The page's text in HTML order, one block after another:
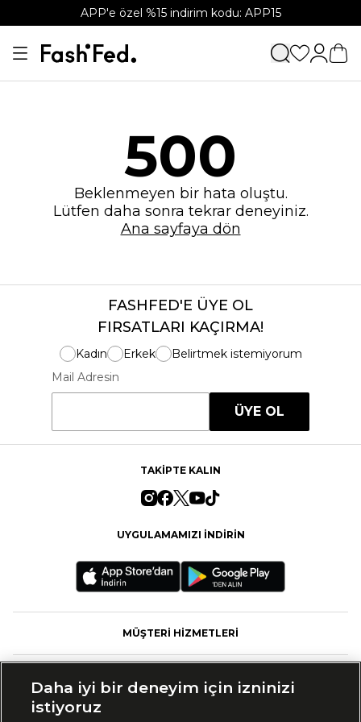
APP'e özel %15 indirim kodu: APP15
500
Beklenmeyen bir hata oluştu.
Lütfen daha sonra tekrar deneyiniz.
Ana sayfaya dön
FASHFED'E ÜYE OL
FIRSATLARI KAÇIRMA!
Kadın Erkek
Belirtmek istemiyorum
Mail Adresin
ÜYE OL
TAKİPTE KALIN
UYGULAMAMIZI İNDİRİN
MÜŞTERİ HİZMETLERİ
Daha iyi bir deneyim için izninizi
istiyoruz